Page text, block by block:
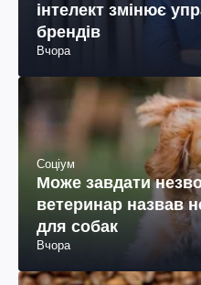
інтелект змінює
брендів
Вчора
Соціум
Може завдати
ветеринар назвав
для собак
Вчора